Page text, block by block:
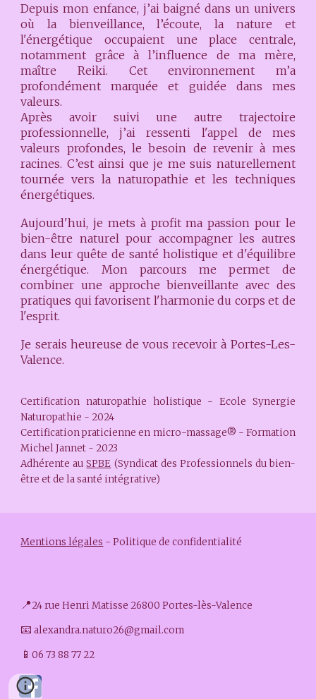
Depuis mon enfance, j’ai baigné dans un univers
où la bienveillance, l’écoute, la nature et
l'énergétique occupaient une place centrale,
notamment grâce à l’influence de ma mère,
maître Reiki. Cet environnement m’a
profondément marquée et guidée dans mes
valeurs.
Après avoir suivi une autre trajectoire
professionnelle, j’ai ressenti l'appel de mes
valeurs profondes, le besoin de revenir à mes
racines. C’est ainsi que je me suis naturellement
tournée vers la naturopathie et les techniques
énergétiques.
Aujourd'hui, je mets à profit ma passion pour le
bien-être naturel pour accompagner les autres
dans leur quête de santé holistique et d'équilibre
énergétique. Mon parcours me permet de
combiner une approche bienveillante avec des
pratiques qui favorisent l'harmonie du corps et de
l'esprit.
Je serais heureuse de vous recevoir à Portes-Les-
Valence.
Certification naturopathie holistique - Ecole Synergie
Naturopathie - 2024
Certification praticienne en micro-massage® - Formation
Michel Jannet - 2023
Adhérente auSPBE (Syndicat des Professionnels du bien-
être et de la santé intégrative)
Mentions légales - Politique de confidentialité
📍24 rue Henri Matisse 26800 Portes-lès-Valence
📧 alexandra.naturo26@gmail.com
📱06 73 88 77 22